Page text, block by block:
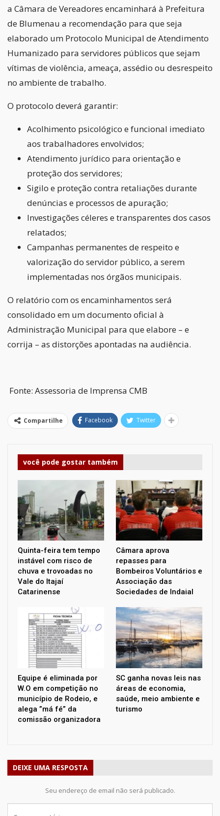
a Câmara de Vereadores encaminhará à Prefeitura
de Blumenau a recomendação para que seja
elaborado um Protocolo Municipal de Atendimento
Humanizado para servidores públicos que sejam
vítimas de violência, ameaça, assédio ou desrespeito
no ambiente de trabalho.
O protocolo deverá garantir:
Acolhimento psicológico e funcional imediato
aos trabalhadores envolvidos;
Atendimento jurídico para orientação e
proteção dos servidores;
Sigilo e proteção contra retaliações durante
denúncias e processos de apuração;
Investigações céleres e transparentes dos casos
relatados;
Campanhas permanentes de respeito e
valorização do servidor público, a serem
implementadas nos órgãos municipais.
O relatório com os encaminhamentos será
consolidado em um documento oficial à
Administração Municipal para que elabore – e
corrija – as distorções apontadas na audiência.
Fonte: Assessoria de Imprensa CMB
Compartilhe Facebook Twitter
você pode gostar também
Quinta-feira tem tempo
instável com risco de
chuva e trovoadas no
Vale do Itajaí
Catarinense
Câmara aprova
repasses para
Bombeiros Voluntários e
Associação das
Sociedades de Indaial
Equipe é eliminada por
W.O em competição no
município de Rodeio, e
alega ”má fé” da
comissão organizadora
SC ganha novas leis nas
áreas de economia,
saúde, meio ambiente e
turismo
DEIXE UMA RESPOSTA
Seu endereço de email não será publicado.